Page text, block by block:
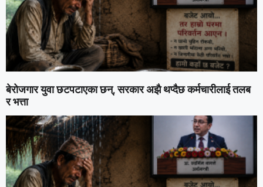
बेरोजगार युवा छटपटाएका छन्, सरकार अझै थप्दैछ कर्मचारीलाई तलब
र भत्ता